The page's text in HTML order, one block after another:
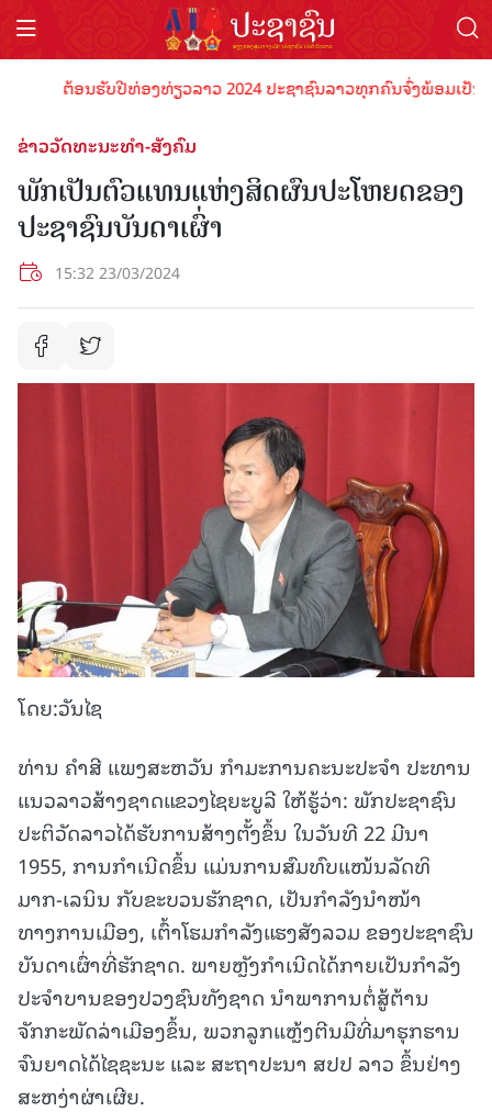
ຕ້ອນຮັບປີທ່ອງທ່ຽວລາວ 2024 ປະຊາຊົນລາວທຸກຄົນຈົ່ງພ້ອມເປັນເ
ຂ່າວວັດທະນະທຳ-ສັງຄົມ
ພັກເປັນຕົວແທນແຫ່ງສິດຜົນປະໂຫຍດຂອງ
ປະຊາຊົນບັນດາເຜົ່າ
15:32 23/03/2024
ໂດຍ:ວັນໄຊ
ທ່ານ ຄໍາສີ ແພງສະຫວັນ ກໍາມະການຄະນະປະຈໍາ ປະທານ
ແນວລາວສ້າງຊາດແຂວງໄຊຍະບູລີ ໃຫ້ຮູ້ວ່າ: ພັກປະຊາຊົນ
ປະຕິວັດລາວໄດ້ຮັບການສ້າງຕັ້ງຂຶ້ນ ໃນວັນທີ 22 ມີນາ
1955, ການກຳເນີດຂຶ້ນ ແມ່ນການສົມທົບແໜ້ນລັດທິ
ມາກ-ເລນິນ ກັບຂະບວນຮັກຊາດ, ເປັນກຳລັງນຳໜ້າ
ທາງການເມືອງ, ເຕົ້າໂຮມກໍາລັງແຮງສັງລວມ ຂອງປະຊາຊົນ
ບັນດາເຜົ່າທີ່ຮັກຊາດ. ພາຍຫຼັງກຳເນີດໄດ້ກາຍເປັນກຳລັງ
ປະຈຳບານຂອງປວງຊົນທັງຊາດ ນຳພາການຕໍ່ສູ້ຕ້ານ
ຈັກກະພັດລ່າເມືອງຂຶ້ນ, ພວກລູກແຫຼ້ງຕີນມືທີ່ມາຮຸກຮານ
ຈົນຍາດໄດ້ໄຊຊະນະ ແລະ ສະຖາປະນາ ສປປ ລາວ ຂຶ້ນຢ່າງ
ສະຫງ່າຜ່າເຜີຍ.